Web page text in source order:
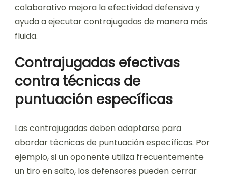
colaborativo mejora la efectividad defensiva y
ayuda a ejecutar contrajugadas de manera más
fluida.
Contrajugadas efectivas
contra técnicas de
puntuación específicas
Las contrajugadas deben adaptarse para
abordar técnicas de puntuación específicas. Por
ejemplo, si un oponente utiliza frecuentemente
un tiro en salto, los defensores pueden cerrar